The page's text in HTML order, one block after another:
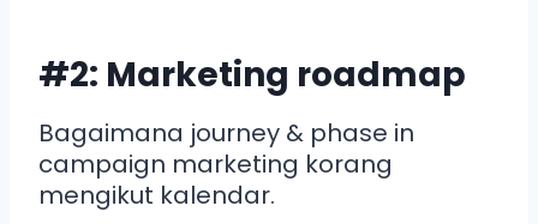
#2: Marketing roadmap
Bagaimana journey & phase in
campaign marketing korang
mengikut kalendar.